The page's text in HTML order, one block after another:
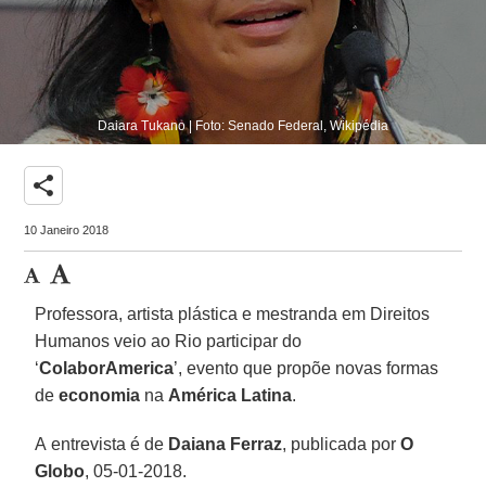
Daiara Tukano | Foto: Senado Federal, Wikipédia
share
10 Janeiro 2018
Professora, artista plástica e mestranda em Direitos
Humanos veio ao Rio participar do
‘ColaborAmerica’, evento que propõe novas formas
deeconomia na América Latina.
A entrevista é de Daiana Ferraz, publicada porO
Globo, 05-01-2018.